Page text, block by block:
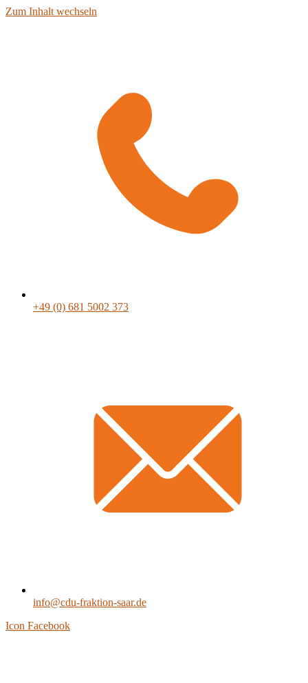
Zum Inhalt wechseln
+49 (0) 681 5002 373
info@cdu-fraktion-saar.de
Icon Facebook